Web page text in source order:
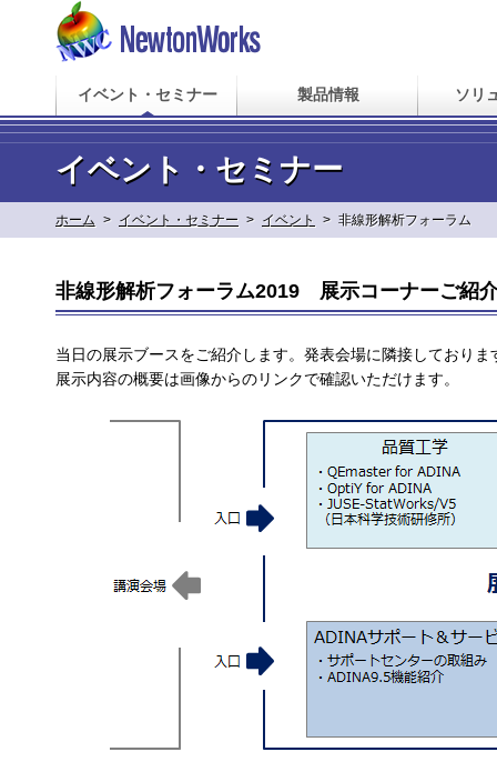
イベント・セミナー 製品情報 ソリ
イベント・セミナー
ホーム > イベント・セミナー > イベント > 非線形解析フォーラム
非線形解析フォーラム2019 展示コーナーご紹
当日の展示ブースをご紹介します。発表会場に隣接しており
展示内容の概要は画像からのリンクで確認いただけます。